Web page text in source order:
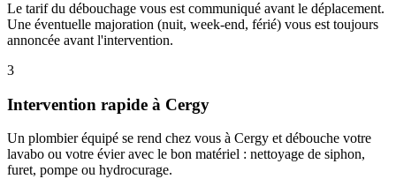
Le tarif du débouchage vous est communiqué avant le déplacement.
Une éventuelle majoration (nuit, week-end, férié) vous est toujours
annoncée avant l'intervention.
3
Intervention rapide à Cergy
Un plombier équipé se rend chez vous à Cergy et débouche votre
lavabo ou votre évier avec le bon matériel : nettoyage de siphon,
furet, pompe ou hydrocurage.